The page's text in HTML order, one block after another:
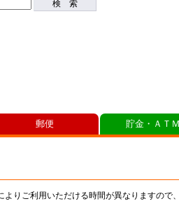
検 索
りご利用いただける時間が異なりますので
郵便 貯金・ＡＴ